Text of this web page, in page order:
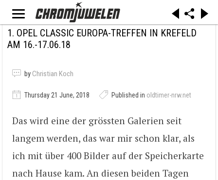
1. OPEL CLASSIC EUROPA-TREFFEN IN KREFELD
AM 16.-17.06.18
by Christian Koch
Thursday 21 June, 2018 Published in oldtimer-nrw.net
Das wird eine der grössten Galerien seit
langem werden, das war mir schon klar, als
ich mit über 400 Bilder auf der Speicherkarte
nach Hause kam. An diesen beiden Tagen